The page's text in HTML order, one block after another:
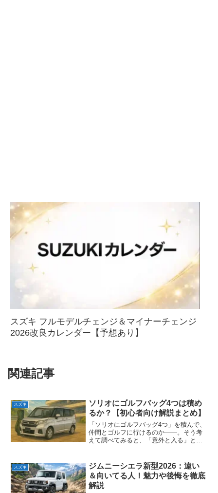
スズキ フルモデルチェンジ＆マイナーチェンジ
2026改良カレンダー【予想あり】
関連記事
スズキ
ソリオにゴルフバッグ4つは積め
るか？【初心者向け解説まとめ】
「ソリオにゴルフバッグ4つ」を積んで、
仲間とゴルフに行けるのか――。そう考
えて調べてみると、「意外と入る」とい
いませんか？カタログ上では「コンパク
トなのに室内広々」と謳...
スズキ
ジムニーシエラ新型2026：違い
＆向いてる人！魅力や後悔を徹底
解説